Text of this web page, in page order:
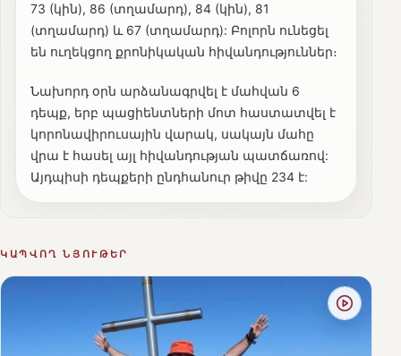
73 (կին), 86 (տղամարդ), 84 (կին), 81
(տղամարդ) և 67 (տղամարդ): Բոլորն ունեցել
են ուղեկցող քրոնիկական հիվանդություններ։
Նախորդ օրն արձանագրվել է մահվան 6
դեպք, երբ պացիենտների մոտ հաստատվել է
կորոնավիրուսային վարակ, սակայն մահը
վրա է հասել այլ հիվանդության պատճառով:
Այդպիսի դեպքերի ընդհանուր թիվը 234 է:
ԿԱՊՎՈՂ ՆՅՈՒԹԵՐ